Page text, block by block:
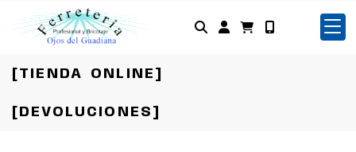
Identifícate
[TIENDA ONLINE]
[DEVOLUCIONES]